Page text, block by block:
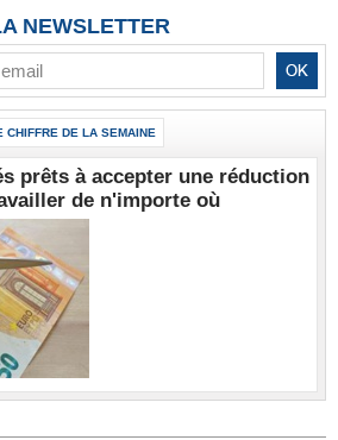
NEWSLETTER
CHIFFRE DE LA SEMAINE
prêts à accepter une réduction
de n'importe où